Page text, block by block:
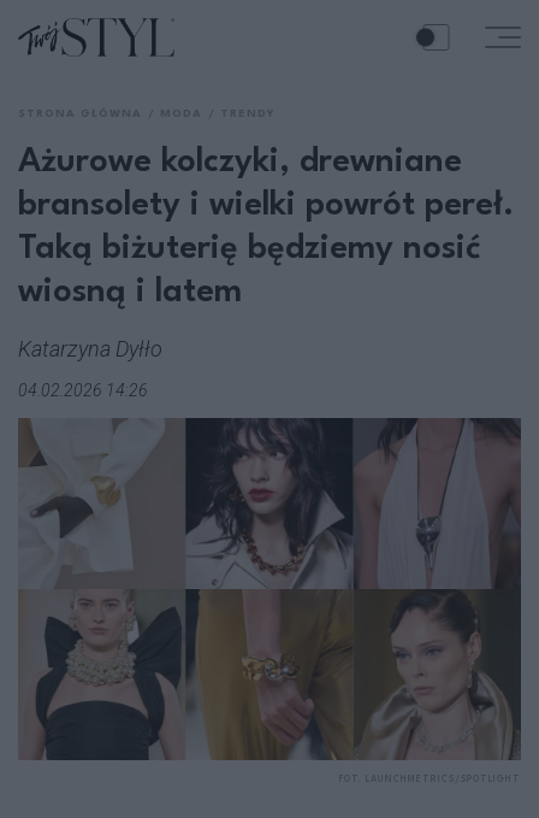
Ażurowe kolczyki, drewniane
bransolety i wielki powrót pereł.
Taką biżuterię będziemy nosić
wiosną i latem
Katarzyna Dyłło
04.02.2026 14:26